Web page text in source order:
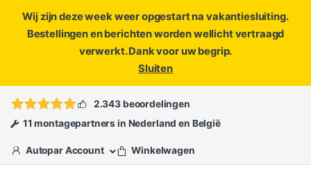
Wij zijn deze week weer opgestart na vakantiesluiting.
Bestellingen en berichten worden wellicht vertraagd
verwerkt. Dank voor uw begrip.
Sluiten
ofopen een ticket
2.343 beoordelingen
11 montagepartners in Nederland en België
Autopar Account Winkelwagen